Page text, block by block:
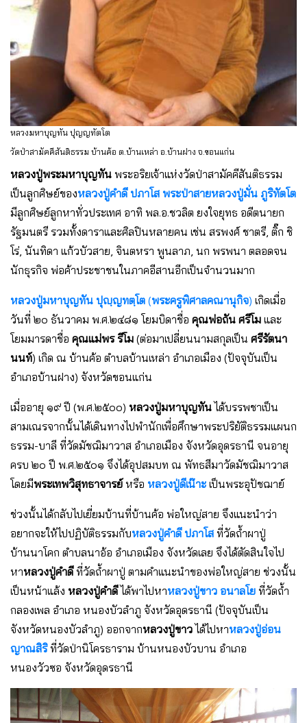
หลวงมหาบุญทัน ปุญญทัตโต
วัดป่าสามัคคีสันติธรรม บ้านค้อ ต.บ้านเหล่า อ.บ้านฝาง จ.ขอนแก่น
หลวงปู่พระมหาบุญทัน พระอริยเจ้าแห่งวัดป่าสามัคคีสันติธรรม
เป็นลูกศิษย์ของหลวงปู่คำดี ปภาโส พระป่าสายหลวงปู่มั่น ภูริทัตโต
มีลูกศิษย์ลูกหาทั่วประเทศ อาทิ พล.อ.ชวลิต ยงใจยุทธ อดีตนายก
รัฐมนตรี รวมทั้งดาราและศิลปินหลายคน เช่น สรพงศ์ ชาตรี, ติ๊ก ชิ
โร่, นันทิดา แก้วบัวสาย, จินตหรา พูนลาภ, นก พรพนา ตลอดจน
นักธุรกิจ พ่อค้าประชาชนในภาคอีสานอีกเป็นจำนวนมาก
หลวงปู่มหาบุญทัน ปุญฺญทตฺโต (พระครูพิศาลคณานุกิจ) เกิดเมื่อ
วันที่ ๒๐ ธันวาคม พ.ศ.๒๔๘๑ โยมบิดาชื่อ คุณพ่อถัน ศรีโม และ
โยมมารดาชื่อ คุณแม่พร รีโม (ต่อมาเปลี่ยนนามสกุลเป็น ศรีรัตนา
นนท์) เกิด ณ บ้านค้อ ตำบลบ้านเหล่า อำเภอเมือง (ปัจจุบันเป็น
อำเภอบ้านฝาง) จังหวัดขอนแก่น
เมื่ออายุ ๑๙ ปี (พ.ศ.๒๕๐๐) หลวงปู่มหาบุญทันได้บรรพชาเป็น
สามเณรจากนั้นได้เดินทางไปพำนักเพื่อศึกษาพระปริยัติธรรมแผนก
ธรรม-บาลี ที่วัดมัชฌิมาวาส อำเภอเมือง จังหวัดอุดรธานี จนอายุ
ครบ ๒๐ ปี พ.ศ.๒๕๐๑ จึงได้อุปสมบท ณ พัทธสีมาวัดมัชฌิมาวาส
โดยมีพระเทพวิสุทธาจารย์หรือ หลวงปู่ดีเน๊าะ เป็นพระอุปัชฌาย์
ช่วงนั้นได้กลับไปเยี่ยมบ้านที่บ้านค้อ พ่อใหญ่สาย จึงแนะนำว่า
อยากจะให้ไปปฏิบัติธรรมกับหลวงปู่คำดี ปภาโส ที่วัดถ้ำผาปู่
บ้านนาโคก ตำบลนาอ้อ อำเภอเมือง จังหวัดเลย จึงได้ตัดสินใจไป
หาหลวงปู่คำดีที่วัดถ้ำผาปู่ ตามคำแนะนำของพ่อใหญ่สาย ช่วงนั้น
เป็นหน้าแล้ง หลวงปู่คำดีได้พาไปหาหลวงปู่ขาว อนาลโย ที่วัดถ้ำ
กลองเพล อำเภอ หนองบัวลำภู จังหวัดอุดรธานี (ปัจจุบันเป็น
จังหวัดหนองบัวลำภู) ออกจากหลวงปู่ขาวได้ไปหาหลวงปู่อ่อน
ญาณสิริที่วัดป่านิโครธาราม บ้านหนองบัวบาน อำเภอ
หนองวัวซอ จังหวัดอุดรธานี